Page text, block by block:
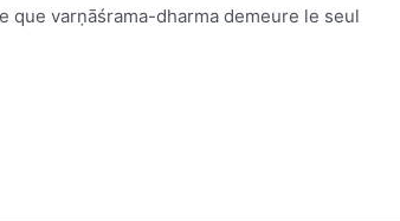
que varṇāśrama-dharma demeure le seul